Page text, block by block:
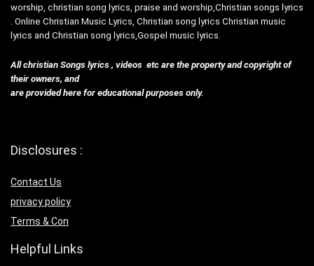
worship, christian song lyrics, praise and worship,Christian songs lyrics
. Online Christian Music Lyrics, Christian song lyrics Christian music
lyrics and Christian song lyrics,Gospel music lyrics.
All christian Songs lyrics , videos etc are the property and copyright of
their owners, and
are provided here for educational purposes only.
Disclosures :
Contact Us
privacy policy
Terms & Con
Helpful Links